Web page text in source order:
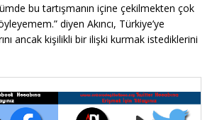
bu tartışmanın içine çekilmekten çok
diyen Akıncı, Türkiye’ye
ancak kişilikli bir ilişki kurmak istediklerini